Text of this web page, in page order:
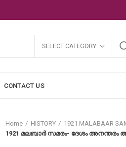
SELECT CATEGORY
CONTACT US
Home HISTORY
1921 MALABAAR
1921 മലബാർ സമരം- ദേശം അനന്തരം